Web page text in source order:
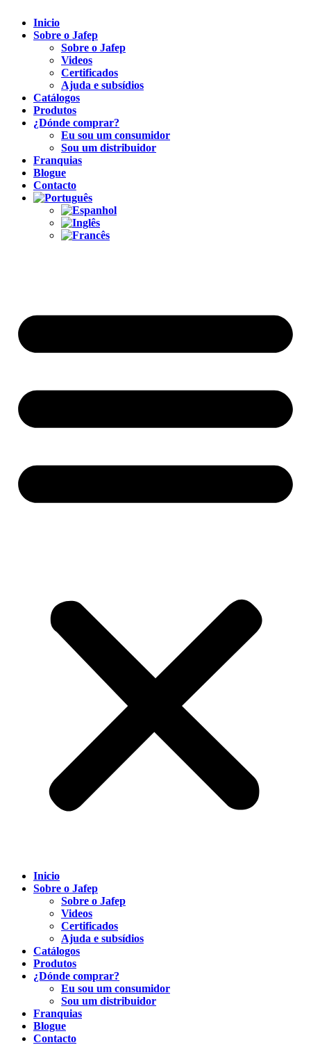
Inicio
Sobre o Jafep
Sobre o Jafep
Videos
Certificados
Ajuda e subsídios
Catálogos
Produtos
¿Dónde comprar?
Eu sou um consumidor
Sou um distribuidor
Franquias
Blogue
Contacto
Inicio
Sobre o Jafep
Sobre o Jafep
Videos
Certificados
Ajuda e subsídios
Catálogos
Produtos
¿Dónde comprar?
Eu sou um consumidor
Sou um distribuidor
Franquias
Blogue
Contacto